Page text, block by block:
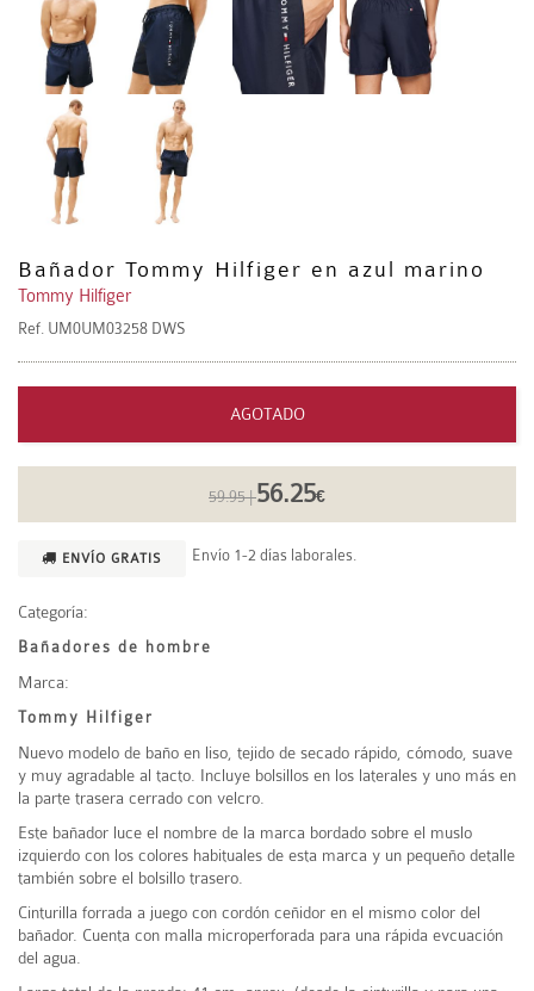
Bañador Tommy Hilfiger en azul marino
Tommy Hilfiger
Ref. UM0UM03258 DWS
AGOTADO
59.95 |56.25€
ENVÍO GRATIS Envío 1-2 días laborales.
Categoría:
Bañadores de hombre
Marca:
Tommy Hilfiger
Nuevo modelo de baño en liso, tejido de secado rápido, cómodo, suave
y muy agradable al tacto. Incluye bolsillos en los laterales y uno más en
la parte trasera cerrado con velcro.
Este bañador luce el nombre de la marca bordado sobre el muslo
izquierdo con los colores habituales de esta marca y un pequeño detalle
también sobre el bolsillo trasero.
Cinturilla forrada a juego con cordón ceñidor en el mismo color del
bañador. Cuenta con malla microperforada para una rápida evcuación
del agua.